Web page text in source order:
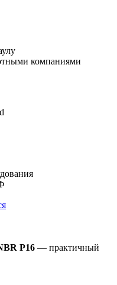
компаниями
P16 — практичный